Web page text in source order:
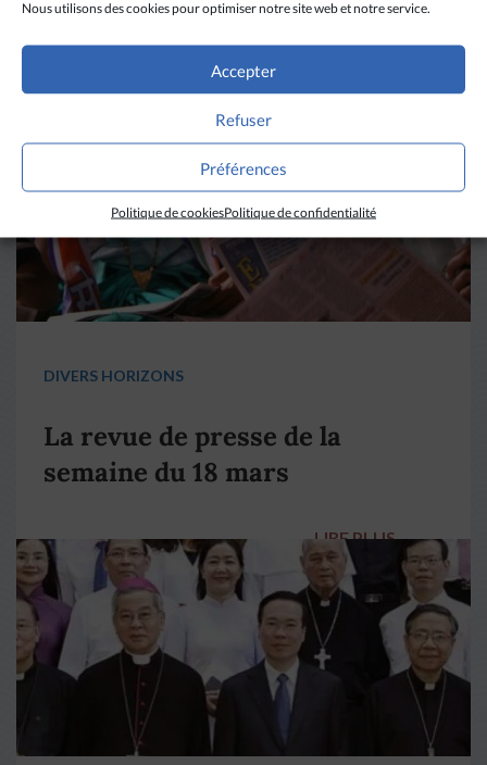
Nous utilisons des cookies pour optimiser notre site web et notre service.
Accepter
Refuser
Préférences
Politique de cookiesPolitique de confidentialité
DIVERS HORIZONS
La revue de presse de la
semaine du 18 mars
LIRE PLUS →